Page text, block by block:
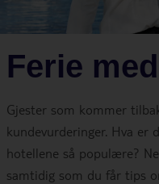
Ferie
Gjester som kommer
kundevurderinger. Hva er
hotellene så populære?
samtidig som du får tips